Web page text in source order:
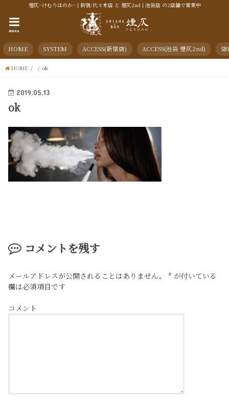
煙仄~けむりほのか~ | 新宿/代々木店 と 煙仄2nd | 池袋店 の2店舗で営業中
menu
HOME SYSTEM ACCESS(新宿店) ACCESS(池袋 煙仄2nd)
HOME ok
2019.05.13
ok
コメントを残す
メールアドレスが公開されることはありません。 * が付いている
欄は必須項目です
コメント